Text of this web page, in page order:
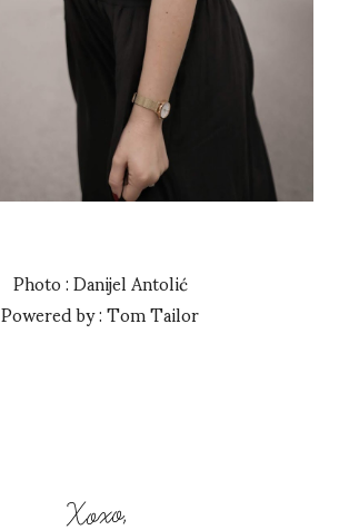
Photo : Danijel Antolić
Powered by : Tom Tailor
Xoxo,